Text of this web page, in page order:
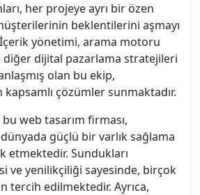
her projeye ayrı bir özen
beklentilerini aşmayı
yönetimi, arama motoru
diğer dijital pazarlama stratejileri
olan bu ekip,
çözümler sunmaktadır.
web tasarım firması,
güçlü bir varlık sağlama
etmektedir. Sundukları
ve yenilikçiliği sayesinde, birçok
tercih edilmektedir. Ayrıca,